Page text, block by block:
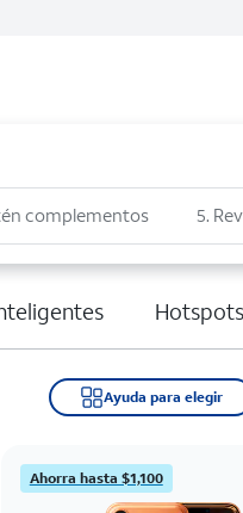
complementos 5.
Ayuda para elegir
Ahorra hasta $1,100